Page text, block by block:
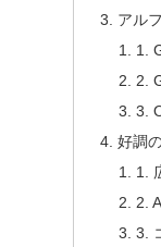
アル
1.
2.
3.
好調
1.
2.
3.